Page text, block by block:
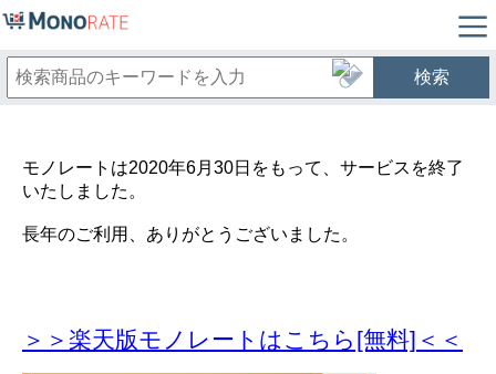
検索
モノレートは2020年6月30日をもって、サービスを終了
いたしました。
長年のご利用、ありがとうございました。
＞＞楽天版モノレートはこちら[無料]＜＜